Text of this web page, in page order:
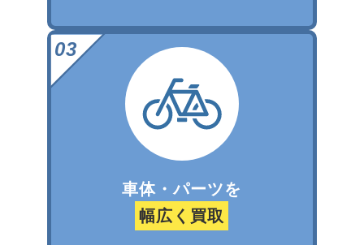
車体・パーツを
幅広く買取